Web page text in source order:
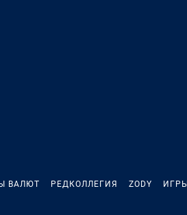
ВАЛЮТ РЕДКОЛЛЕГИЯ ZODY ИГРЫ